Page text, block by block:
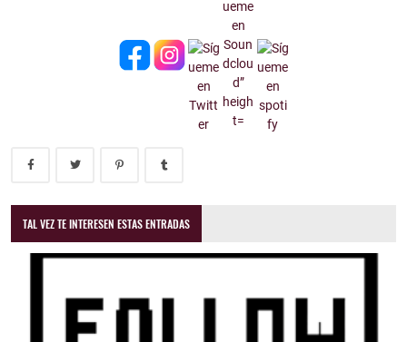
TAL VEZ TE INTERESEN ESTAS ENTRADAS